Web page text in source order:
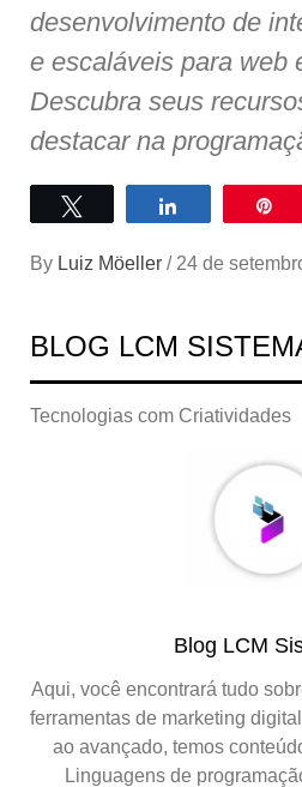
desenvolvimento de
e escaláveis para web
Descubra seus
destacar na
Compartilhar
By Luiz Möeller / 24 de
BLOG LCM
Tecnologias com Criatividades
Blog LCM
Aqui, você encontrará tudo
ferramentas de marketing
ao avançado, temos
Linguagens de